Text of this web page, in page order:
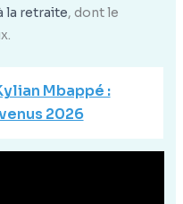
la retraite, dont le
Mbappé :
2026